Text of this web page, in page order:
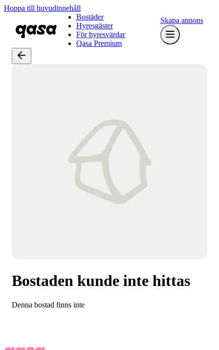
Hoppa till huvudinnehåll
Bostäder
Hyresgäster
För hyresvärdar
Qasa Premium
Skapa annons
Bostaden kunde inte hittas
Denna bostad finns inte